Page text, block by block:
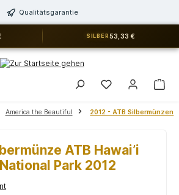
Qualitätsgarantie
SILBER 53,33 €
Du hast 0
America the Beautiful 2012 - ATB Silbermünzen
ATB Hawai’i
Park 2012